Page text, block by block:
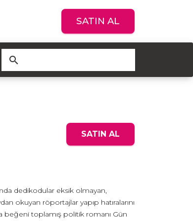
SATIN AL
search
SATIN AL
dedikodular eksik olmayan,
okuyan röportajlar yapıp hatıralarını
beğeni toplamış politik romanı Gün